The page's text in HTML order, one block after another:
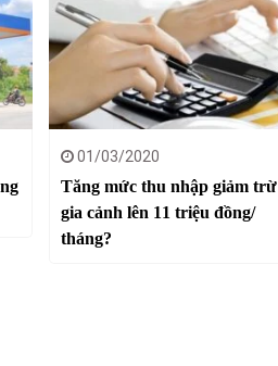
01/03/2020
Tăng mức thu nhập giảm trừ
gia cảnh lên 11 triệu đồng/
tháng?